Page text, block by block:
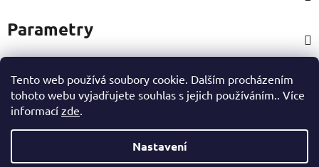
Tento web používá soubory cookie. Dalším procházením
tohoto webu vyjadřujete souhlas s jejich používáním.. Více
informací zde.
Nastavení
Parametry
Hodnocení
Ostatní informace